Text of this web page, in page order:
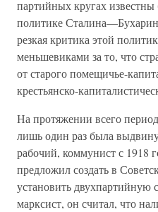
партийных кругах
политике
резкая критика этой
меньшевиками за то, что
от старого помещичье-
крестьянско-
На протяжении всего
лишь один раз была
рабочий, коммунист с 1918
предложил создать в
установить двухпартийную
марксист, он считал, что